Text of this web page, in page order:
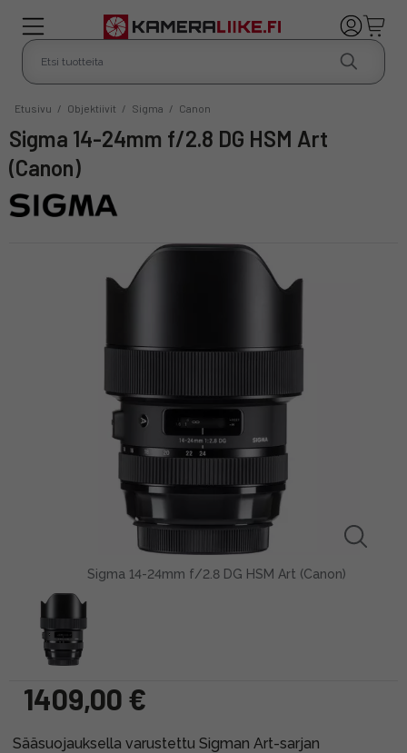
Etusivu / Objektiivit / Sigma / Canon
Sigma 14-24mm f/2.8 DG HSM Art
(Canon)
Sigma 14-24mm f/2.8 DG HSM Art (Canon)
1409,00 €
Sääsuojauksella varustettu Sigman Art-sarjan